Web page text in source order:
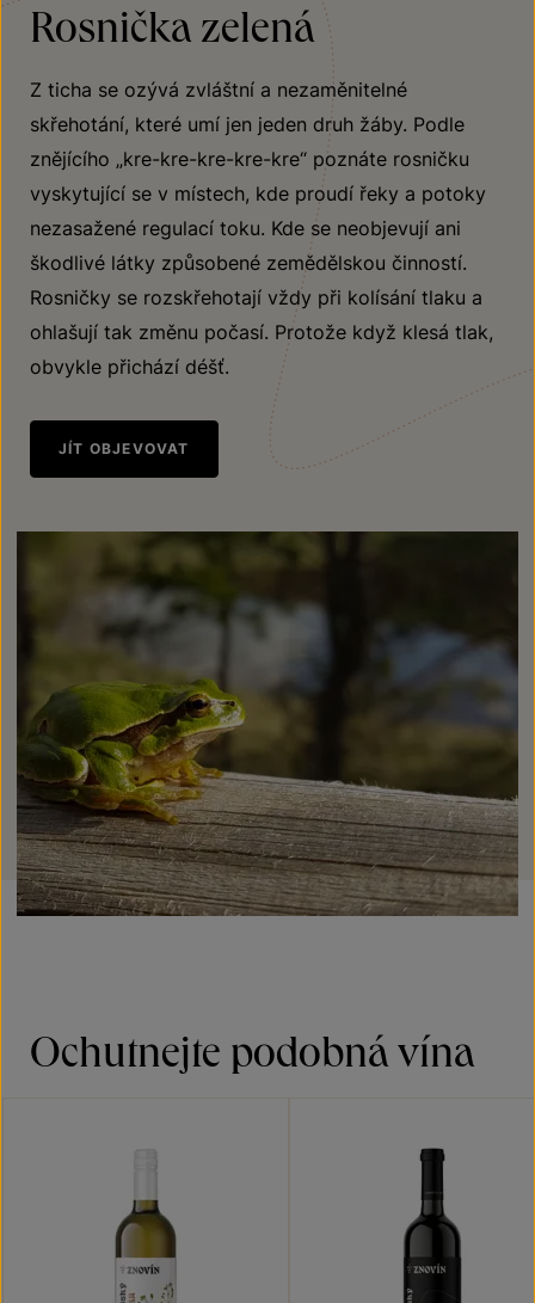
Rosnička zelená
Z ticha se ozývá zvláštní a nezaměnitelné
skřehotání, které umí jen jeden druh žáby. Podle
znějícího „kre-kre-kre-kre-kre“ poznáte rosničku
vyskytující se v místech, kde proudí řeky a potoky
nezasažené regulací toku. Kde se neobjevují ani
škodlivé látky způsobené zemědělskou činností.
Rosničky se rozskřehotají vždy při kolísání tlaku a
ohlašují tak změnu počasí. Protože když klesá tlak,
obvykle přichází déšť.
JÍT OBJEVOVAT
Ochutnejte podobná vína